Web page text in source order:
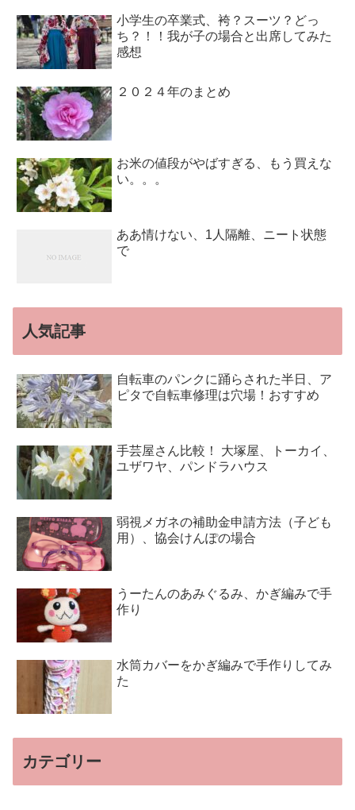
小学生の卒業式、袴？スーツ？どっ
ち？！！我が子の場合と出席してみた
感想
２０２４年のまとめ
お米の値段がやばすぎる、もう買えな
い。。。
ああ情けない、1人隔離、ニート状態
で
人気記事
自転車のパンクに踊らされた半日、ア
ピタで自転車修理は穴場！おすすめ
手芸屋さん比較！ 大塚屋、トーカイ、
ユザワヤ、パンドラハウス
弱視メガネの補助金申請方法（子ども
用）、協会けんぽの場合
うーたんのあみぐるみ、かぎ編みで手
作り
水筒カバーをかぎ編みで手作りしてみ
た
カテゴリー